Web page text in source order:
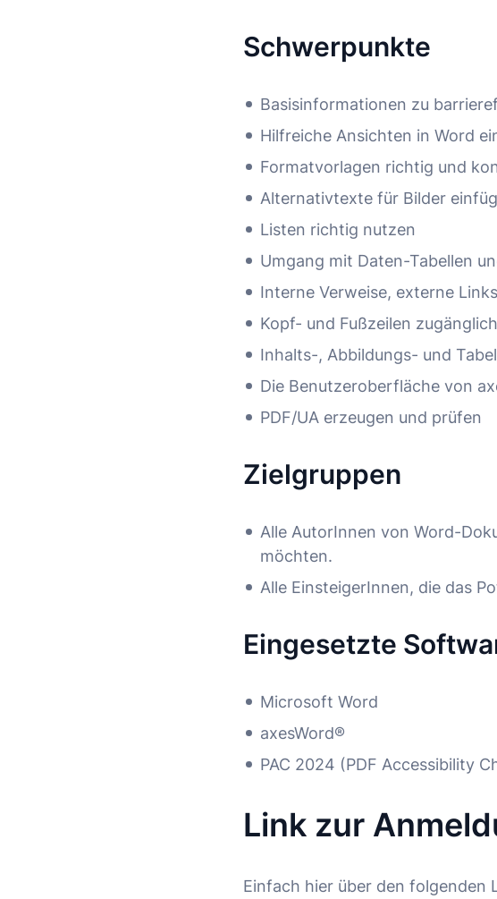
Schwerpunkte
Basisinformationen zu
Hilfreiche Ansichten in Word
Formatvorlagen richtig und
Alternativtexte für Bilder
Listen richtig nutzen
Umgang mit Daten-Tabellen
Interne Verweise, externe
Kopf- und Fußzeilen
Inhalts-, Abbildungs- und
Die Benutzeroberfläche von
PDF/UA erzeugen und prüfen
Zielgruppen
Alle AutorInnen von Word-
möchten.
Alle EinsteigerInnen, die das
Eingesetzte
Microsoft Word
axesWord®
PAC 2024 (PDF Accessibility
Link zur
Einfach hier über den folgenden